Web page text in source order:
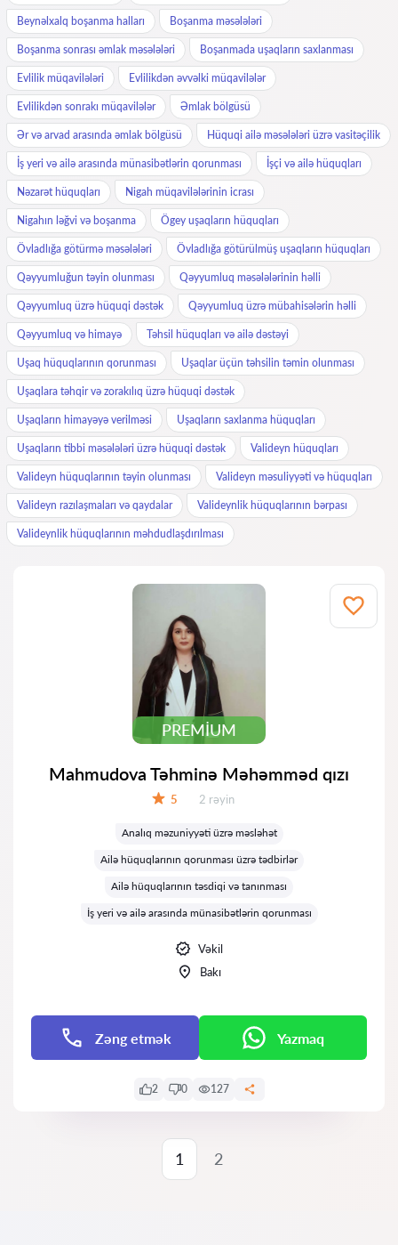
Beynəlxalq boşanma halları Boşanma məsələləri
Boşanma sonrası əmlak məsələləri Boşanmada uşaqların saxlanması
Evlilik müqavilələri Evlilikdən əvvəlki müqavilələr
Evlilikdən sonrakı müqavilələr Əmlak bölgüsü
Ər və arvad arasında əmlak bölgüsü Hüquqi ailə məsələləri üzrə vasitəçilik
İş yeri və ailə arasında münasibətlərin qorunması İşçi və ailə hüquqları
Nəzarət hüquqları Nigah müqavilələrinin icrası
Nigahın ləğvi və boşanma Ögey uşaqların hüquqları
Övladlığa götürmə məsələləri Övladlığa götürülmüş uşaqların hüquqları
Qəyyumluğun təyin olunması Qəyyumluq məsələlərinin həlli
Qəyyumluq üzrə hüquqi dəstək Qəyyumluq üzrə mübahisələrin həlli
Qəyyumluq və himayə Təhsil hüquqları və ailə dəstəyi
Uşaq hüquqlarının qorunması Uşaqlar üçün təhsilin təmin olunması
Uşaqlara təhqir və zorakılıq üzrə hüquqi dəstək
Uşaqların himayəyə verilməsi Uşaqların saxlanma hüquqları
Uşaqların tibbi məsələləri üzrə hüquqi dəstək Valideyn hüquqları
Valideyn hüquqlarının təyin olunması Valideyn məsuliyyəti və hüquqları
Valideyn razılaşmaları və qaydalar Valideynlik hüquqlarının bərpası
Valideynlik hüquqlarının məhdudlaşdırılması
PREMIUM
Mahmudova Təhminə Məhəmməd qızı
5 Rəylər:
2 rəyin
Analıq məzuniyyəti üzrə məsləhət
Ailə hüquqlarının qorunması üzrə tədbirlər
Ailə hüquqlarının təsdiqi və tanınması
İş yeri və ailə arasında münasibətlərin qorunması
Vəkil
Bakı
Zəng etmək Yazmaq
2 0 127
1 2